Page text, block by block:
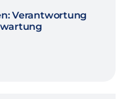
Verantwortung